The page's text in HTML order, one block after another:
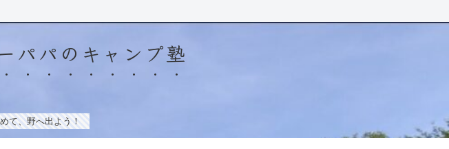
パパのキャンプ塾
て、野へ出よう！